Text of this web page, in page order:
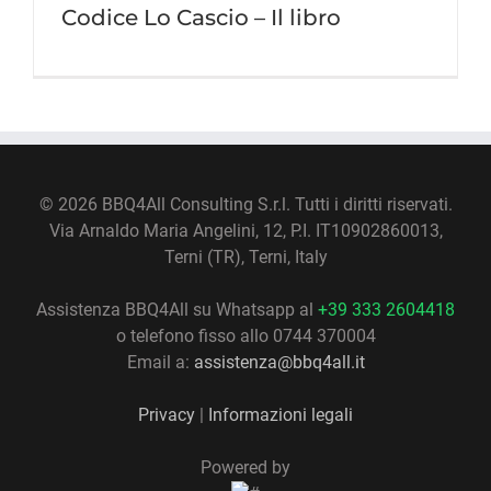
Codice Lo Cascio – Il libro
© 2026 BBQ4All Consulting S.r.l. Tutti i diritti riservati.
Via Arnaldo Maria Angelini, 12, P.I. IT10902860013,
Terni (TR), Terni, Italy
Assistenza BBQ4All su Whatsapp al +39 333 2604418
o telefono fisso allo 0744 370004
Email a: assistenza@bbq4all.it
Privacy | Informazioni legali
Powered by